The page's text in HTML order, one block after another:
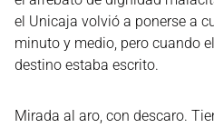
el Unicaja volvió a ponerse a
minuto y medio, pero cuando
destino estaba escrito.
Mirada al aro, con descaro.